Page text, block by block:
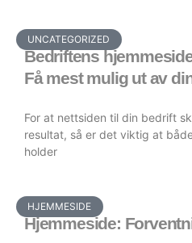
UNCATEGORIZED
Bedriftens
Få mest mulig ut av
For at nettsiden til din bedrift
resultat, så er det viktig at
holder
HJEMMESIDE
Hjemmeside: